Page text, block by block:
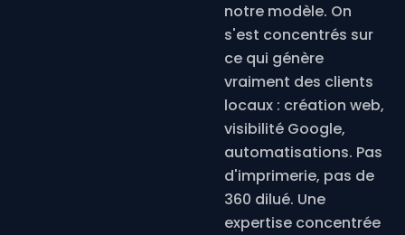
notre modèle. On
s'est concentrés sur
ce qui génère
vraiment des clients
locaux : création web,
visibilité Google,
automatisations. Pas
d'imprimerie, pas de
360 dilué. Une
expertise concentrée